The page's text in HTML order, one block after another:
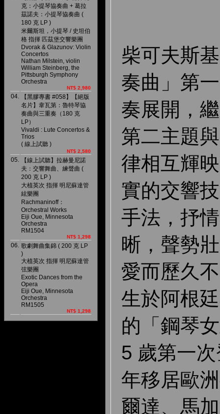
克：小提琴協奏曲 + 葛拉
茲諾夫：小提琴協奏曲 (
180 克 LP )
米爾斯坦，小提琴 / 史坦伯
格 指揮 匹茲堡交響樂團
Dvorak & Glazunov: Violin
Concertos
Nathan Milstein, violin
William Steinberg, the
Pittsburgh Symphony
Orchestra
NT$ 2,980
04.
【黑膠專書 #058】【絕版
名片】韋瓦第：魯特琴協
奏曲與三重奏（180 克
LP）
Vivaldi : Lute Concertos &
Trios
( 線上試聽 )
NT$ 2,580
05.
【線上試聽】拉赫曼尼諾
夫：交響舞曲、練聲曲 (
200 克 LP )
大植英次 指揮 明尼蘇達管
絃樂團
Rachmaninoff：
Orchestral Works
Eiji Oue, Minnesota
Orchestra
RM1504
NT$ 1,298
06. 歌劇舞曲集錦 ( 200 克 LP
)
大植英次 指揮 明尼蘇達管
弦樂團
Exotic Dances from the
Opera
Eiji Oue, Minnesota
Orchestra
RM1505
NT$ 1,298
柴可夫斯
奏曲」第
奏展開，
第二主題
律相互輝
實的交響
手法，抒
晰，聲勢
愛而歷久
生於阿根
的「鋼琴
5 歲第一
年移居歐
爾達、馬